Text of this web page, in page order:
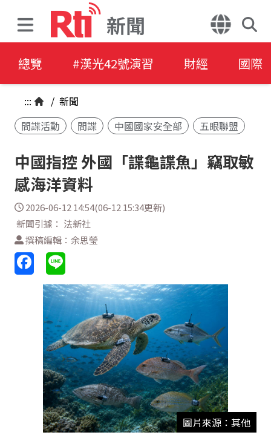
新聞
總覽 #漢光42號演習 財經 國際
::: / 新聞
間諜活動
間諜 中國國家安全部 五眼聯盟
中國指控 外國「諜龜諜魚」竊取敏
感海洋資料
2026-06-12 14:54(06-12 15:34更新)
新聞引據： 法新社
撰稿編輯：余思瑩
圖片來源：其他